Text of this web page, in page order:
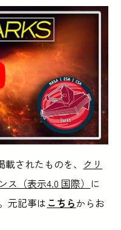
載されたものを、 クリ
（表示4.0 国際） に
元記事は こちらからお